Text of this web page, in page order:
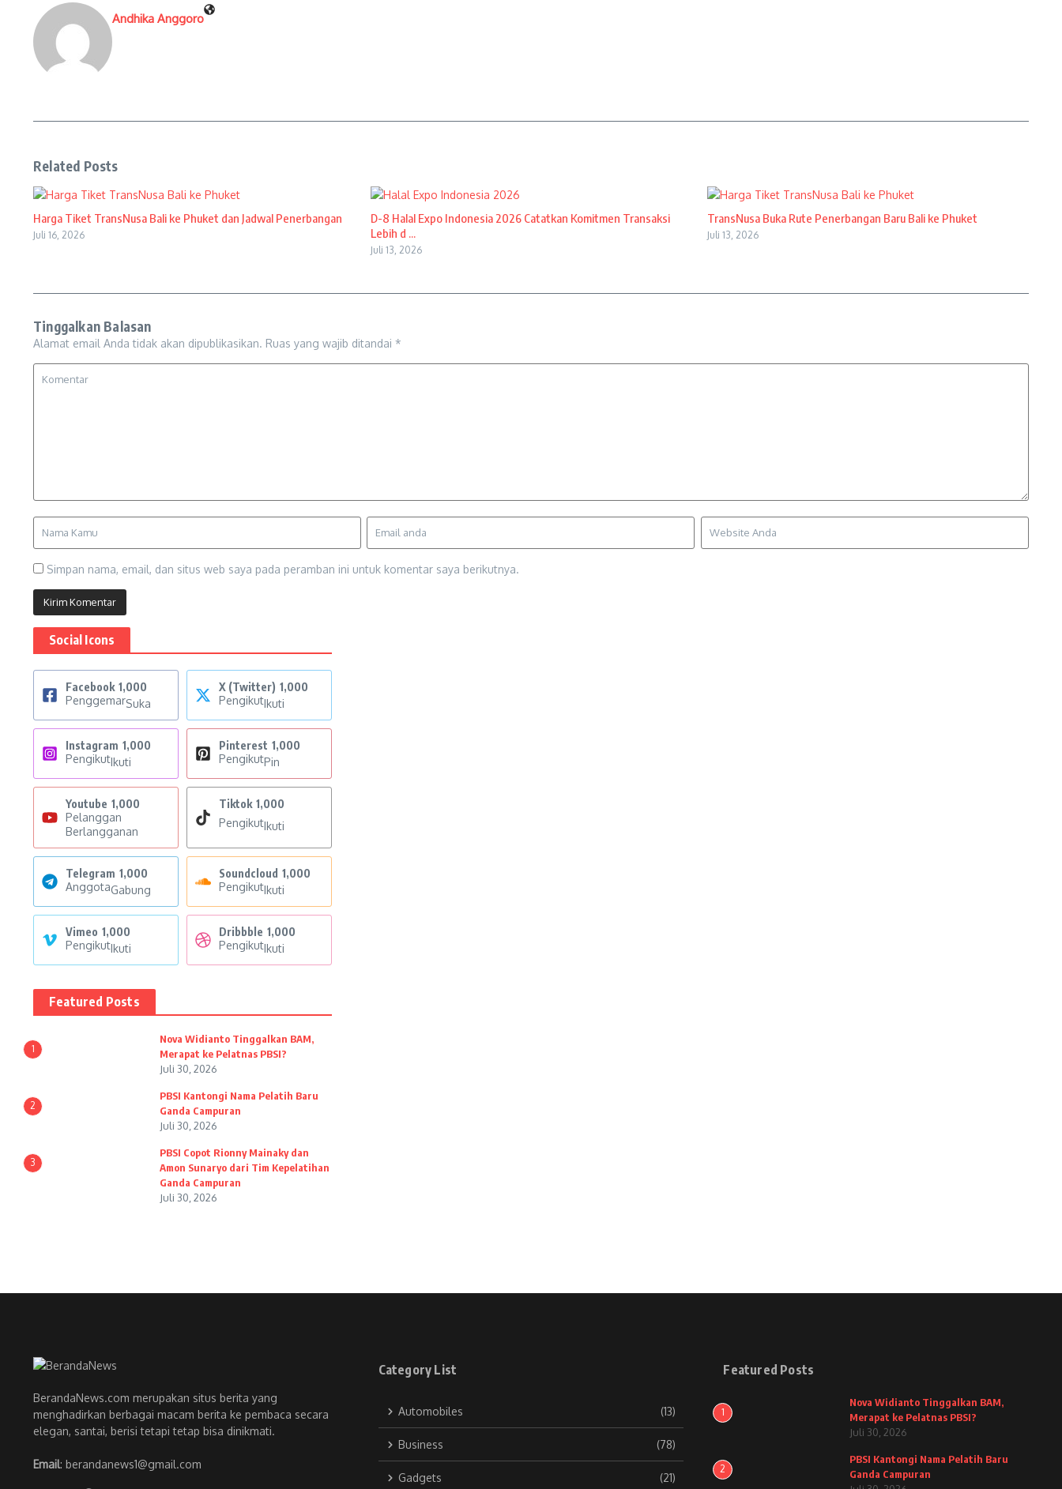
Andhika Anggoro
Related Posts
Harga Tiket TransNusa Bali ke Phuket dan Jadwal Penerbangan
Juli 16, 2026
D-8 Halal Expo Indonesia 2026 Catatkan Komitmen Transaksi
Lebih d ...
Juli 13, 2026
TransNusa Buka Rute Penerbangan Baru Bali ke Phuket
Juli 13, 2026
Tinggalkan Balasan
Alamat email Anda tidak akan dipublikasikan. Ruas yang wajib ditandai *
Simpan nama, email, dan situs web saya pada peramban ini untuk komentar saya berikutnya.
Social Icons
Facebook 1,000
PenggemarSuka
X (Twitter) 1,000
PengikutIkuti
Instagram 1,000
PengikutIkuti
Pinterest 1,000
PengikutPin
Youtube 1,000
Pelanggan
Berlangganan
Tiktok 1,000
PengikutIkuti
Telegram 1,000
AnggotaGabung
Soundcloud 1,000
PengikutIkuti
Vimeo 1,000
PengikutIkuti
Dribbble 1,000
PengikutIkuti
Featured Posts
1
Nova Widianto Tinggalkan BAM,
Merapat ke Pelatnas PBSI?
Juli 30, 2026
2
PBSI Kantongi Nama Pelatih Baru
Ganda Campuran
Juli 30, 2026
3
PBSI Copot Rionny Mainaky dan
Amon Sunaryo dari Tim Kepelatihan
Ganda Campuran
Juli 30, 2026
BerandaNews.com merupakan situs berita yang
menghadirkan berbagai macam berita ke pembaca secara
elegan, santai, berisi tetapi tetap bisa dinikmati.
Email: berandanews1@gmail.com
Category List
Automobiles (13)
Business (78)
Gadgets (21)
Featured Posts
1
Nova Widianto Tinggalkan BAM,
Merapat ke Pelatnas PBSI?
Juli 30, 2026
2
PBSI Kantongi Nama Pelatih Baru
Ganda Campuran